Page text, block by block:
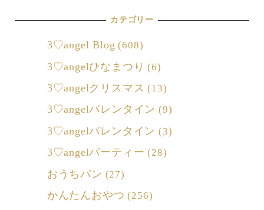
カテゴリー
3♡angel Blog (608)
3♡angelひなまつり (6)
3♡angelクリスマス (13)
3♡angelバレンタイン (9)
3♡angelバレンタイン (3)
3♡angelパーティー (28)
おうちパン (27)
かんたんおやつ (256)